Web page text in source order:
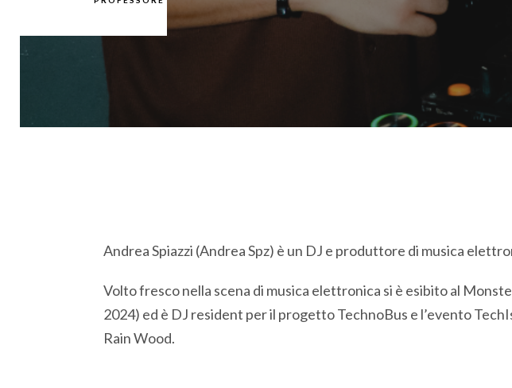
Andrea Spiazzi (Andrea Spz) è un DJ e produttore di musica
Volto fresco nella scena di musica elettronica si è esibito al
2024) ed è DJ resident per il progetto TechnoBus e l’evento
Rain Wood.